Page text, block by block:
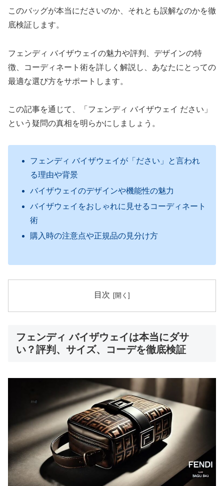
このバッグが本当にださいのか、それとも誤解なのかを徹
底検証します。
フェンディ バイザウェイの魅力や評判、デザインの特
徴、コーディネート術を詳しく解説し、あなたにとっての
最適な選び方をサポートします。
この記事を通じて、「フェンディ バイザウェイ ださい」
という疑問の真相を明らかにしましょう。
フェンディ バイザウェイが「ださい」と言われ
る理由や背景
バイザウェイのデザインや機能性の魅力
バイザウェイをおしゃれに見せるコーディネート
術
購入時の注意点や正規品の見分け方
目次
フェンディ バイザウェイは本当にダサ
い？評判、サイズ、コーデを徹底検証